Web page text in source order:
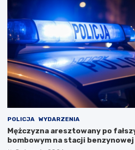
e
j
e
z
o
r
o
r
e
t
K
o
s
t
z
y
n
T
i
R
POLICJA WYDARZENIA
Mężczyzna aresztowany po
bombowym na stacji benzynowej